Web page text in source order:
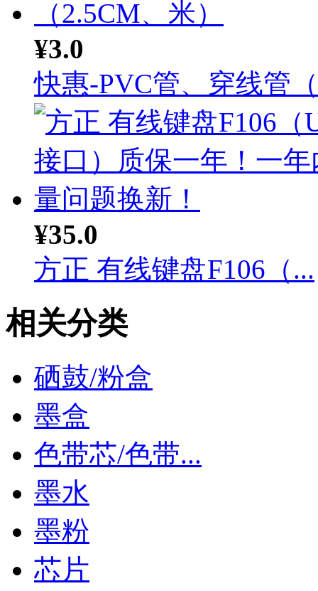
¥3.0
快惠-PVC管、穿线管
¥35.0
方正 有线键盘F106（...
相关分类
硒鼓/粉盒
墨盒
色带芯/色带...
墨水
墨粉
芯片